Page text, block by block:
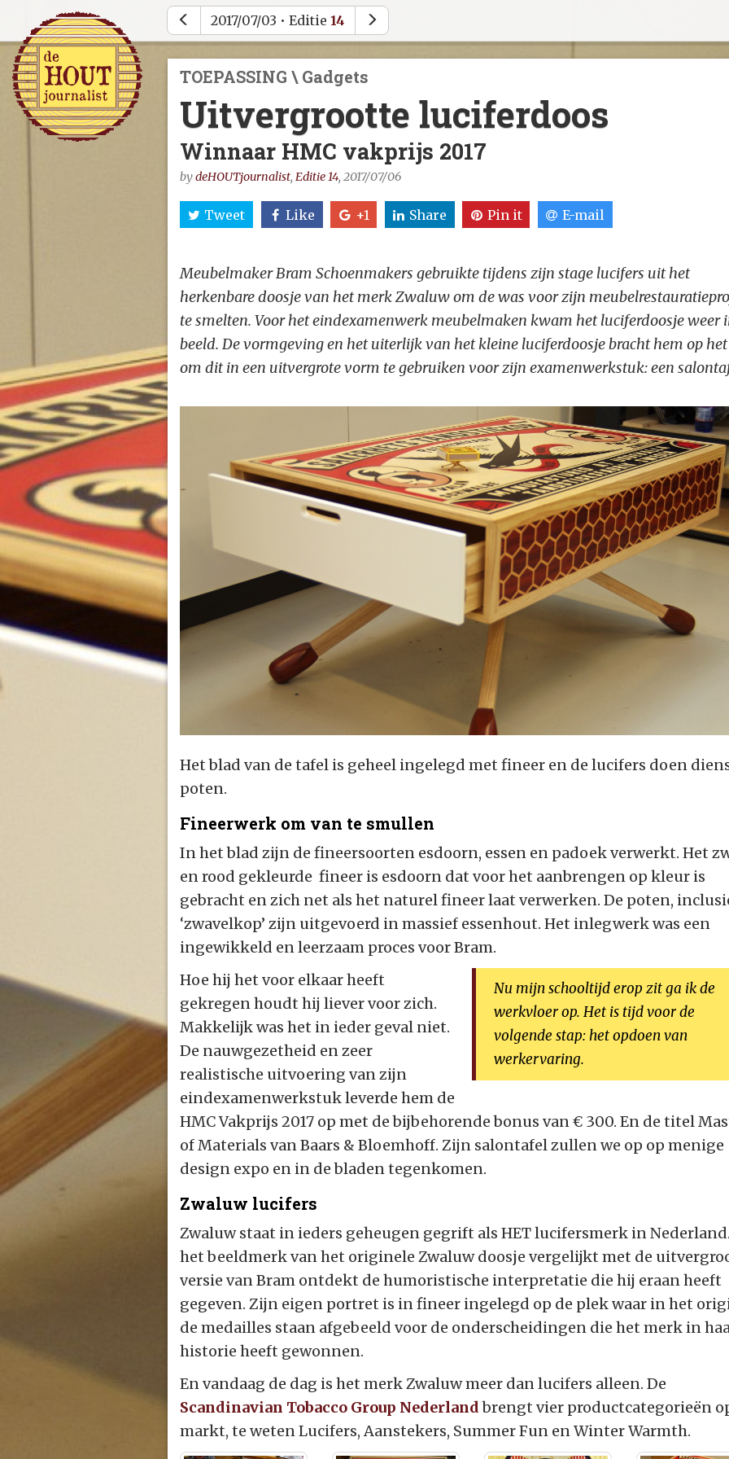
2017/07/03 • Editie 14
TOEPASSING \ Gadgets
Uitvergrootte luciferdoos
Winnaar HMC vakprijs 2017
bydeHOUTjournalist, Editie 14, 2017/07/06
Tweet Like +1 Share Pin it E-mail
Meubelmaker Bram Schoenmakers gebruikte tijdens zijn stage lucifers uit het
herkenbare doosje van het merk Zwaluw om de was voor zijn
te smelten. Voor het eindexamenwerk meubelmaken kwam het luciferdoosje weer
beeld. De vormgeving en het uiterlijk van het kleine luciferdoosje bracht hem op
om dit in een uitvergrote vorm te gebruiken voor zijn examenwerkstuk: een
Het blad van de tafel is geheel ingelegd met fineer en de lucifers doen
poten.
Fineerwerk om van te smullen
In het blad zijn de fineersoorten esdoorn, essen en padoek verwerkt. Het
en rood gekleurde fineer is esdoorn dat voor het aanbrengen op kleur is
gebracht en zich net als het naturel fineer laat verwerken. De poten,
‘zwavelkop’ zijn uitgevoerd in massief essenhout. Het inlegwerk was een
ingewikkeld en leerzaam proces voor Bram.
Nu mijn schooltijd erop zit ga ik de
werkvloer op. Het is tijd voor de
volgende stap: het opdoen van
werkervaring.
Hoe hij het voor elkaar heeft
gekregen houdt hij liever voor zich.
Makkelijk was het in ieder geval niet.
De nauwgezetheid en zeer
realistische uitvoering van zijn
eindexamenwerkstuk leverde hem de
HMC Vakprijs 2017 op met de bijbehorende bonus van € 300. En de titel
of Materials van Baars & Bloemhoff. Zijn salontafel zullen we op op menige
design expo en in de bladen tegenkomen.
Zwaluw lucifers
Zwaluw staat in ieders geheugen gegrift als HET lucifersmerk in
het beeldmerk van het originele Zwaluw doosje vergelijkt met de
versie van Bram ontdekt de humoristische interpretatie die hij eraan heeft
gegeven. Zijn eigen portret is in fineer ingelegd op de plek waar in het
de medailles staan afgebeeld voor de onderscheidingen die het merk in
historie heeft gewonnen.
En vandaag de dag is het merk Zwaluw meer dan lucifers alleen. De
Scandinavian Tobacco Group Nederlandbrengt vier productcategorieën
markt, te weten Lucifers, Aanstekers, Summer Fun en Winter Warmth.